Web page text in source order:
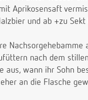
Aprikosensaft
und ab +zu
Nachsorgehebamme
nach dem
aus, wann ihr Sohn
an die Flasche